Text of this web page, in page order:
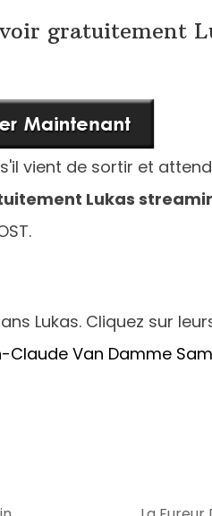
gratuitement
vient de sortir et
Lukas
Lukas. Cliquez sur
Claude Van Damme